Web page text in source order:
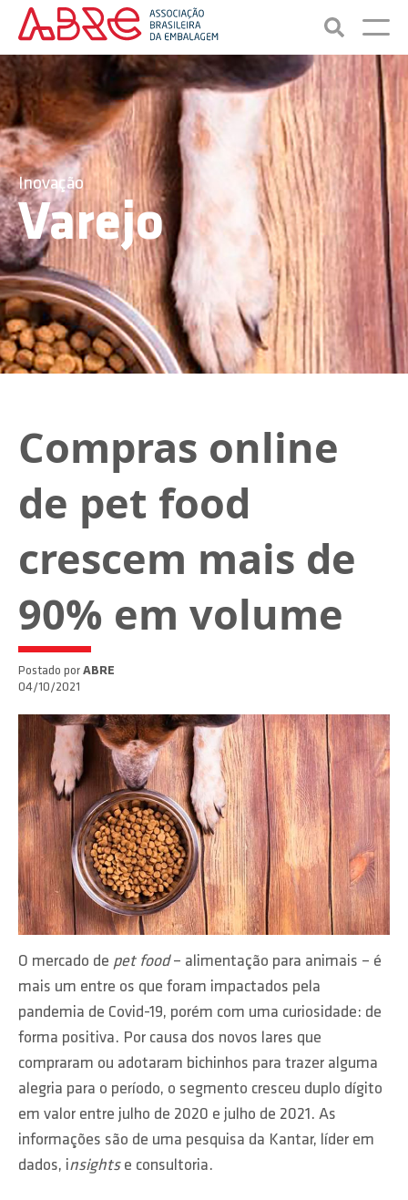
Inovação
Varejo
Compras online
de pet food
crescem mais de
90% em volume
Postado por ABRE
04/10/2021
O mercado de pet food– alimentação para animais – é
mais um entre os que foram impactados pela
pandemia de Covid-19, porém com uma curiosidade: de
forma positiva. Por causa dos novos lares que
compraram ou adotaram bichinhos para trazer alguma
alegria para o período, o segmento cresceu duplo dígito
em valor entre julho de 2020 e julho de 2021. As
informações são de uma pesquisa da Kantar, líder em
dados, insightse consultoria.